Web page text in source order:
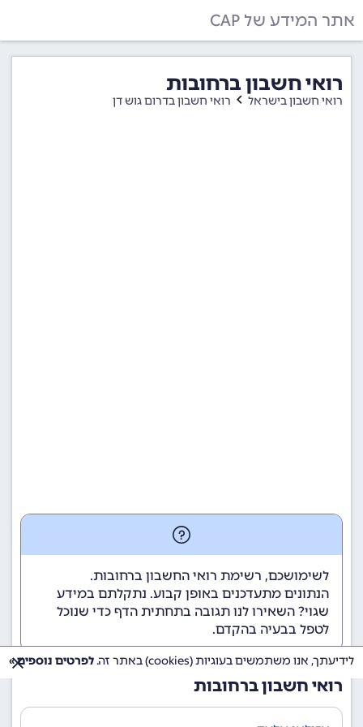
אתר המידע של CAP
רואי חשבון ברחובות
רואי חשבון בישראל רואי חשבון בדרום גוש דן
לשימושכם, רשימת רואי החשבון ברחובות.
הנתונים מתעדכנים באופן קבוע. נתקלתם במידע
שגוי? השאירו לנו תגובה בתחתית הדף כדי שנוכל
לטפל בבעיה בהקדם.
רואי חשבון ברחובות
לידיעתך, אנו משתמשים בעוגיות (cookies) באתר זה. לפרטים נוספים »